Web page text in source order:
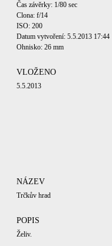
Čas závěrky: 1/80 sec
Clona: f/14
ISO: 200
Datum vytvoření: 5.5.2013 17:44
Ohnisko: 26 mm
VLOŽENO
5.5.2013
NÁZEV
Trčkův hrad
POPIS
Želiv.